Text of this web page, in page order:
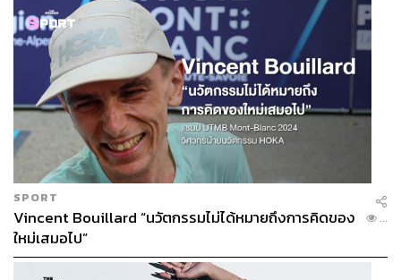
SPORT
Vincent Bouillard “นวัตกรรมไม่ได้หมายถึงการคิดของ
ใหม่เสมอไป”
...